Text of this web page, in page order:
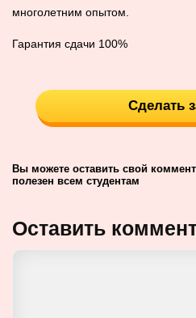
многолетним опытом.
Гарантия сдачи 100%
Сделать
Вы можете оставить свой
полезен всем студентам
Оставить